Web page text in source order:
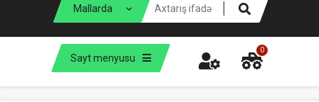
Sayt menyusu
0